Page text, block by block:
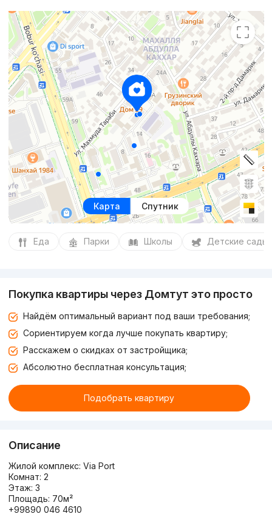
Карта Спутник
Еда Парки Школы Детские сады
Покупка квартиры через Домтут это просто
Найдём оптимальный вариант под ваши требования;
Сориентируем когда лучше покупать квартиру;
Расскажем о скидках от застройщика;
Абсолютно бесплатная консультация;
Подобрать квартиру
Описание
Жилой комплекс: Via Port
Комнат: 2
Этаж: 3
Площадь: 70м²
+99890 046 4610